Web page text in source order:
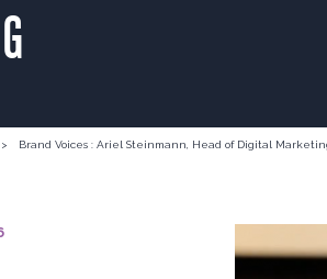
Brand Voices : Ariel Steinmann, Head of Digital